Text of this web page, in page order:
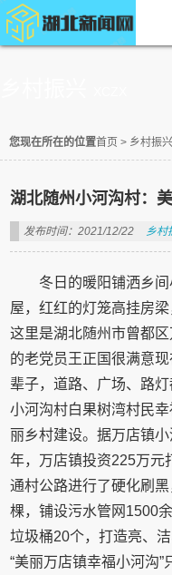
您现在所在的位置首页 > 乡村振兴
湖北随州小河沟村：
发布时间：2021/12/22 乡村
冬日的暖阳铺洒乡
屋，红红的灯笼高挂房梁
这里是湖北随州市曾都
的老党员王正国很满意
辈子，道路、广场、路
小河沟村白果树湾村民
丽乡村建设。据万店镇
年，万店镇投资225万元
通村公路进行了硬化刷
棵，铺设污水管网1500
垃圾桶20个，打造亮、
“美丽万店镇幸福小河沟